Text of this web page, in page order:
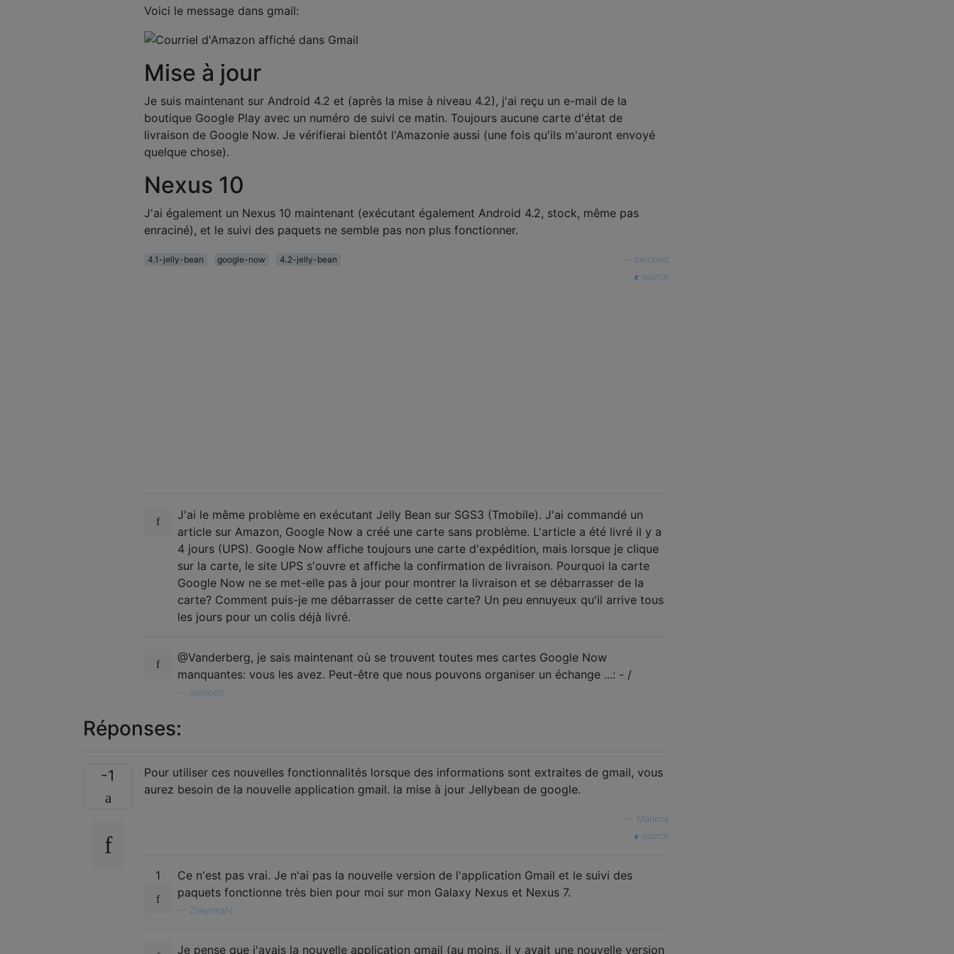
Voici le message dans gmail:
Mise à jour
Je suis maintenant sur Android 4.2 et (après la mise à niveau 4.2), j'ai reçu un e-mail de la
boutique Google Play avec un numéro de suivi ce matin. Toujours aucune carte d'état de
livraison de Google Now. Je vérifierai bientôt l'Amazonie aussi (une fois qu'ils m'auront envoyé
quelque chose).
Nexus 10
J'ai également un Nexus 10 maintenant (exécutant également Android 4.2, stock, même pas
enraciné), et le suivi des paquets ne semble pas non plus fonctionner.
4.1-jelly-bean google-now 4.2-jelly-bean
derobert
source
J'ai le même problème en exécutant Jelly Bean sur SGS3 (Tmobile). J'ai commandé un
article sur Amazon, Google Now a créé une carte sans problème. L'article a été livré il y a
4 jours (UPS). Google Now affiche toujours une carte d'expédition, mais lorsque je clique
sur la carte, le site UPS s'ouvre et affiche la confirmation de livraison. Pourquoi la carte
Google Now ne se met-elle pas à jour pour montrer la livraison et se débarrasser de la
carte? Comment puis-je me débarrasser de cette carte? Un peu ennuyeux qu'il arrive tous
les jours pour un colis déjà livré.
@Vanderberg, je sais maintenant où se trouvent toutes mes cartes Google Now
manquantes: vous les avez. Peut-être que nous pouvons organiser un échange ...: - /
derobert
Réponses:
-1
Pour utiliser ces nouvelles fonctionnalités lorsque des informations sont extraites de gmail, vous
aurez besoin de la nouvelle application gmail. la mise à jour Jellybean de google.
Marinos
source
1
Ce n'est pas vrai. Je n'ai pas la nouvelle version de l'application Gmail et le suivi des
paquets fonctionne très bien pour moi sur mon Galaxy Nexus et Nexus 7.
ZnewmaN
Je pense que j'avais la nouvelle application gmail (au moins, il y avait une nouvelle version